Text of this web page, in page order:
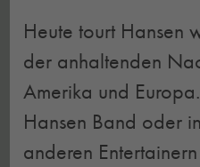
Heute tourt Hansen
der anhaltenden
Amerika und
Hansen Band oder
anderen